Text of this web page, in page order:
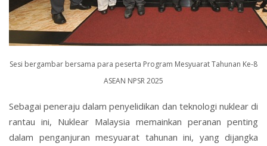
Sesi bergambar bersama para peserta Program Mesyuarat Tahunan Ke-8
ASEAN NPSR 2025
Sebagai peneraju dalam penyelidikan dan teknologi nuklear di
rantau ini, Nuklear Malaysia memainkan peranan penting
dalam penganjuran mesyuarat tahunan ini, yang dijangka